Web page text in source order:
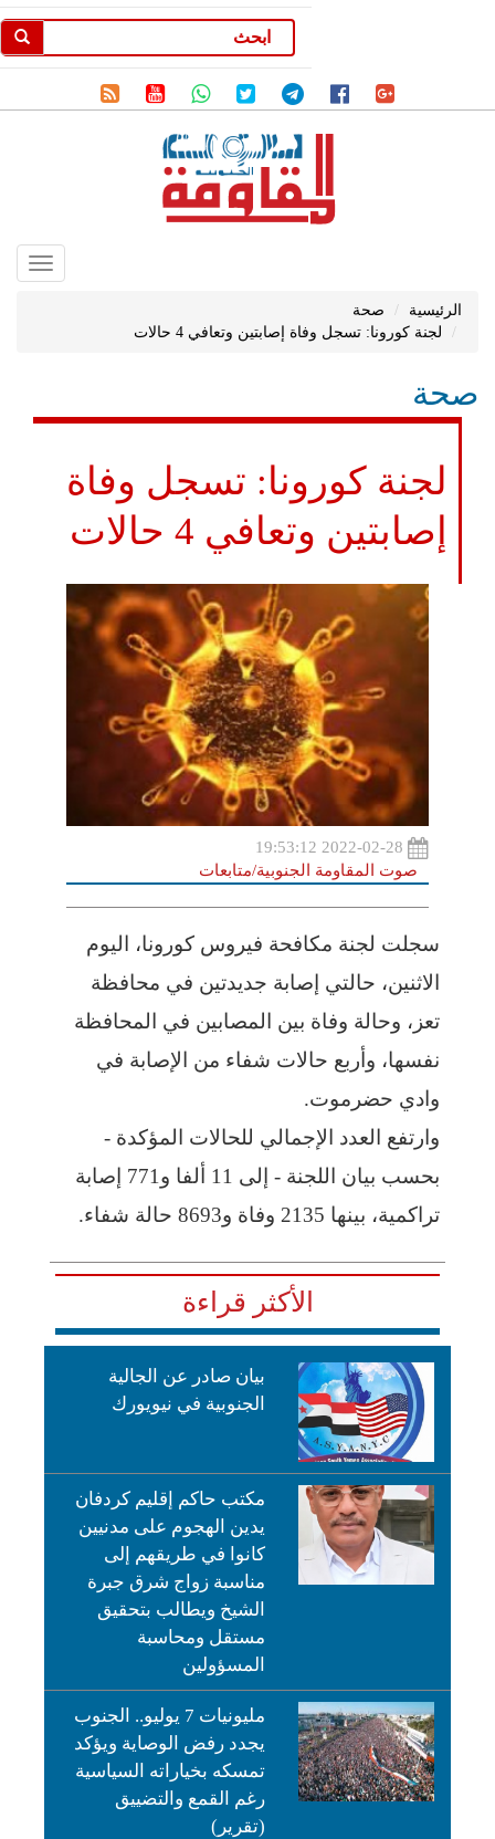
الرئيسية
صحة
لجنة كورونا: تسجل وفاة إصابتين وتعافي 4 حالات
صحة
لجنة كورونا: تسجل وفاة
إصابتين وتعافي 4 حالات
صوت المقاومة الجنوبية/متابعات
سجلت لجنة مكافحة فيروس كورونا، اليوم
الاثنين، حالتي إصابة جديدتين في محافظة
تعز، وحالة وفاة بين المصابين في المحافظة
نفسها، وأربع حالات شفاء من الإصابة في
وادي حضرموت.
وارتفع العدد الإجمالي للحالات المؤكدة -
بحسب بيان اللجنة - إلى 11 ألفا و771 إصابة
تراكمية، بينها 2135 وفاة و8693 حالة شفاء.
الأكثر قراءة
بيان صادر عن الجالية
الجنوبية في نيويورك
مكتب حاكم إقليم كردفان
يدين الهجوم على مدنيين
كانوا في طريقهم إلى
مناسبة زواج شرق جبرة
الشيخ ويطالب بتحقيق
مستقل ومحاسبة
المسؤولين
مليونيات 7 يوليو.. الجنوب
يجدد رفض الوصاية ويؤكد
تمسكه بخياراته السياسية
رغم القمع والتضييق
(تقرير)